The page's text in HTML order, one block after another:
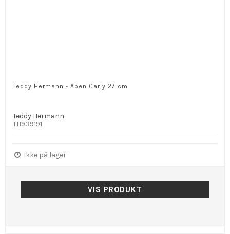
Teddy Hermann - Aben Carly 27 cm
Teddy Hermann
TH939191
Ikke på lager
VIS PRODUKT